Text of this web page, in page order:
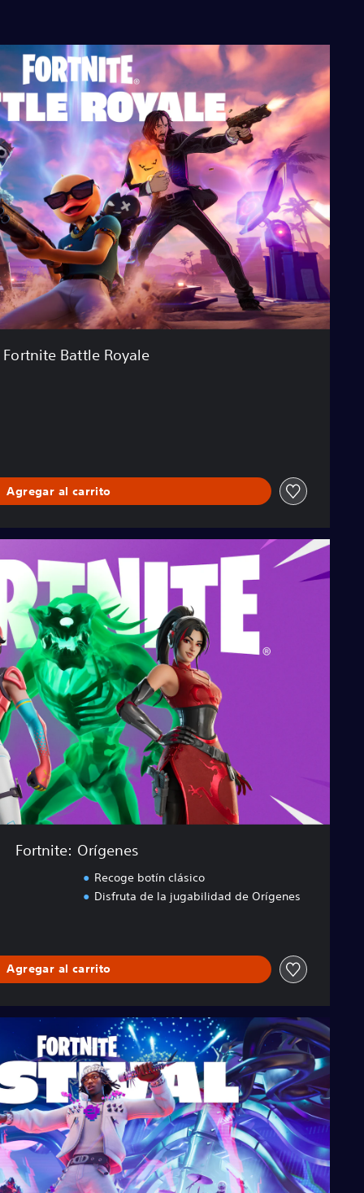
Fortnite Battle Royale
Agregar al carrito
Fortnite: Orígenes
Recoge botín clásico
Disfruta de la jugabilidad de Orígenes
Agregar al carrito